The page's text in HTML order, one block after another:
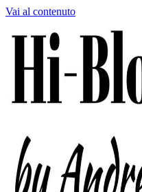
Vai al contenuto